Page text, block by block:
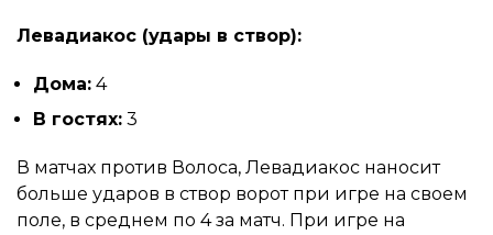
Левадиакос (удары в створ):
Дома: 4
В гостях: 3
В матчах против Волоса, Левадиакос наносит
больше ударов в створ ворот при игре на своем
поле, в среднем по 4 за матч. При игре на